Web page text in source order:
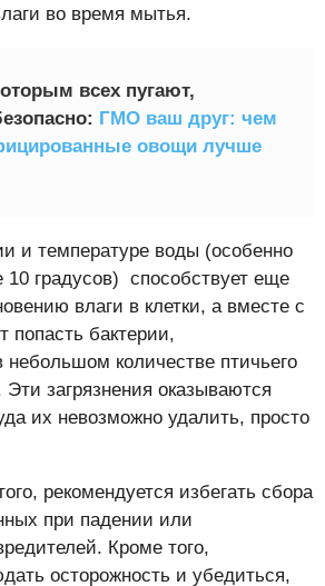
во время мытья.
всех пугают,
ГМО ваш друг: чем
овощи лучше
и температуре воды (особенно
10 градусов) способствует еще
влаги в клетки, а вместе с
попасть бактерии,
количестве птичьего
загрязнения оказываются
их невозможно удалить, просто
рекомендуется избегать сбора
при падении или
Кроме того,
осторожность и убедиться,